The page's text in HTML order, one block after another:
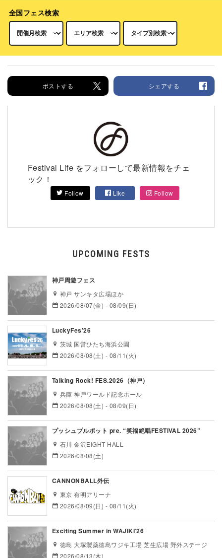
全国フェス検索
ポストする シェアする
Festival Life をフォローして最新情報をチェ
ック！
Follow Like Follow
UPCOMING FESTS
神戸周遊フェス
神戸 サンキタ広場ほか
2026/08/07(金) - 08/09(日)
LuckyFes’26
茨城 国営ひたち海浜公園
2026/08/08(土) - 08/11(火)
Talking Rock! FES.2026（神戸）
兵庫 神戸ワールド記念ホール
2026/08/08(土) - 08/09(日)
プッシュプルポット pre. “笑福絶唱FESTIVAL 2026”
石川 金沢EIGHT HALL
2026/08/08(土)
CANNONBALL外伝
東京 有明アリーナ
2026/08/09(日) - 08/11(火)
Exciting Summer in WAJIKI’26
徳島 大塚製薬徳島ワジキ工場 芝生広場 野外ステージ
2026/08/13(木)